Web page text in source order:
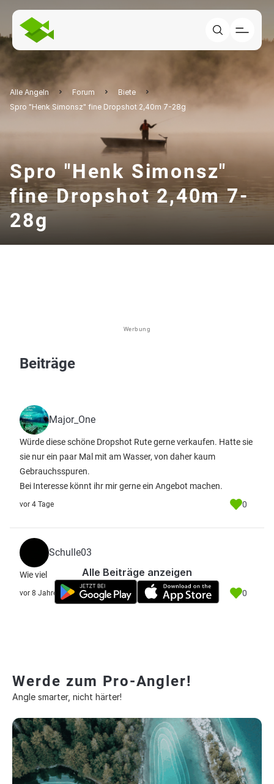
Alle Angeln Forum
Biete
Spro "Henk Simonsz" fine Dropshot 2,40m 7-28g
Spro "Henk Simonsz"
fine Dropshot 2,40m 7-
28g
Werbung
Beiträge
Major_One
Würde diese schöne Dropshot Rute gerne verkaufen. Hatte sie
sie nur ein paar Mal mit am Wasser, von daher kaum
Gebrauchsspuren.
Bei Interesse könnt ihr mir gerne ein Angebot machen.
vor 4 Tage 0
Schulle03
Wie viel
vor 8 Jahre 0
Alle Beiträge anzeigen
Werde zum Pro-Angler!
Angle smarter, nicht härter!